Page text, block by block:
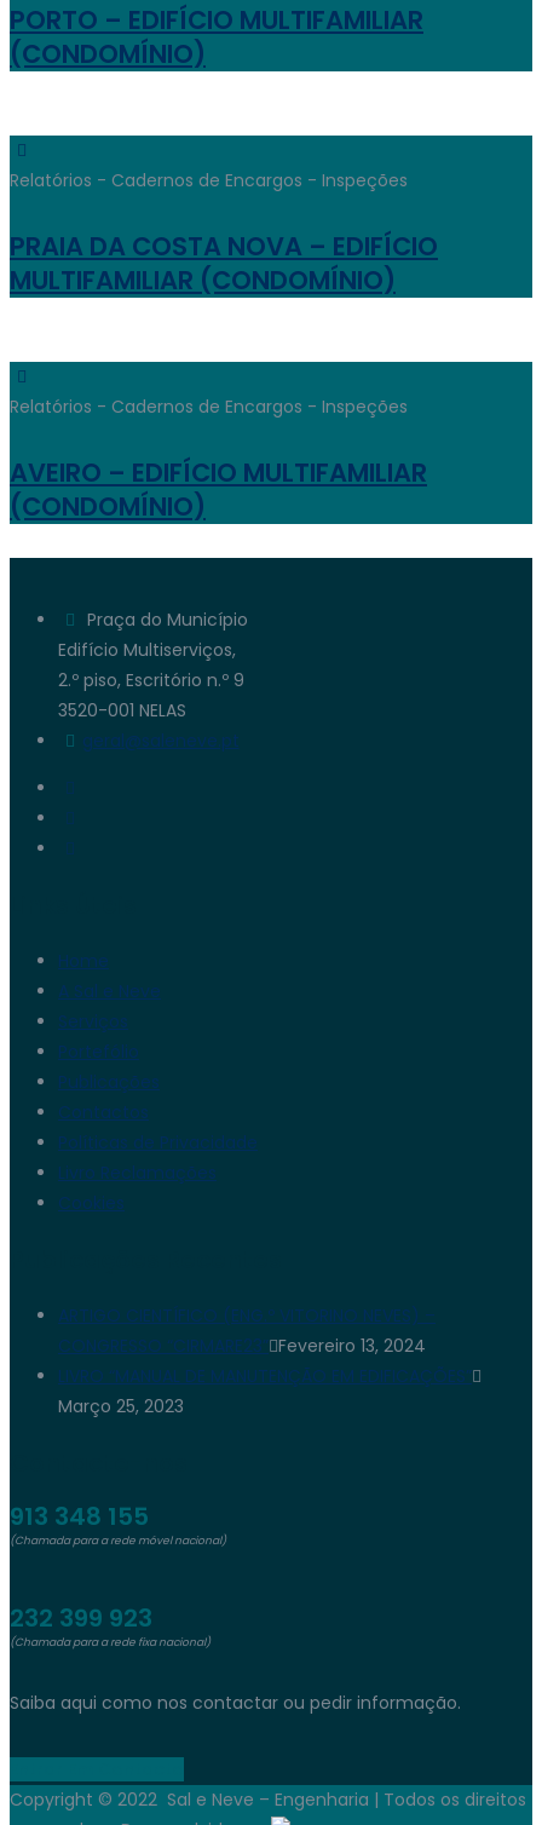
PORTO – EDIFÍCIO MULTIFAMILIAR
(CONDOMÍNIO)
Relatórios - Cadernos de Encargos - Inspeções
PRAIA DA COSTA NOVA – EDIFÍCIO
MULTIFAMILIAR (CONDOMÍNIO)
Relatórios - Cadernos de Encargos - Inspeções
AVEIRO – EDIFÍCIO MULTIFAMILIAR
(CONDOMÍNIO)
Praça do Município
Edifício Multiserviços,
2.º piso, Escritório n.º 9
3520-001 NELAS
geral@saleneve.pt
Home
A Sal e Neve
Serviços
Portefólio
Publicações
Contactos
Políticas de Privacidade
Livro Reclamações
Cookies
ARTIGO CIENTÍFICO (ENG.º VITORINO NEVES) –
CONGRESSO “CIRMARE23” Fevereiro 13, 2024
LIVRO “MANUAL DE MANUTENÇÃO EM EDIFICAÇÕES”
Março 25, 2023
913 348 155
(Chamada para a rede móvel nacional)
232 399 923
(Chamada para a rede fixa nacional)
Saiba aqui como nos contactar ou pedir informação.
Copyright © 2022 Sal e Neve – Engenharia | Todos os direitos